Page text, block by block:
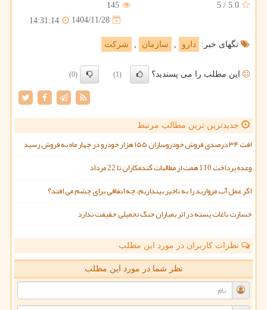
5.0
/
5
145
1404/11/28
14:31:14
تگهای خبر: دارو سازمان شركت
این مطلب را می پسندید؟ (1)
(0)
جدیدترین ترین مطالب مرتبط
افت ۳۴ درصدی فروش خودروسازان ۱۵۵ هزار خودرو در چهار ماه به فروش رسید
وعده پرداخت 110 همت از مطالبات گندمکاران تا 22 مرداد
اگر عمل آب مروارید را به تاخیر بیندازیم، چه اتفاقی برای چشم می افتد؟
خسارت باغات پسته در اثر بمباران جنگ تحمیلی حقیقت ندارد
نظرات کاربران در مورد این مطلب
نظر شما در مورد این مطلب